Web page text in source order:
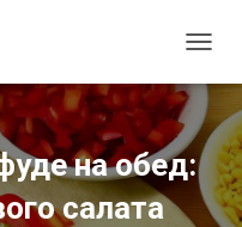
на обед:
салата